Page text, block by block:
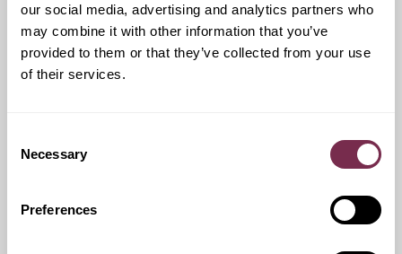
our social media, advertising and analytics partners who
may combine it with other information that you’ve
provided to them or that they’ve collected from your use
of their services.
Selection
Necessary
Preferences
Ritiro Usato
Pneumatici invernali